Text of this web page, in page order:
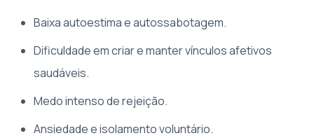
Baixa autoestima e autossabotagem.
Dificuldade em criar e manter vínculos afetivos
saudáveis.
Medo intenso de rejeição.
Ansiedade e isolamento voluntário.